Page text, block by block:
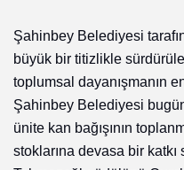
Şahinbey Belediyesi
büyük bir titizlikle
toplumsal dayanışmanın
Şahinbey Belediyesi
ünite kan bağışının
stoklarına devasa bir